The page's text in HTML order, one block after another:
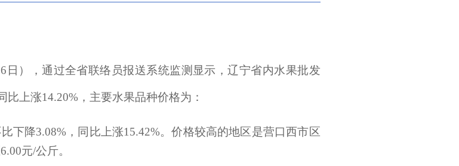
辽宁省农业农村厅关于辽宁省兽药质量检...
关于开展《辽宁省黑土地保护条例》 问卷...
辽宁省农业农村厅关于2026年重点流域农...
关于辽宁省农业农村厅政府网站2025年度...
日），通过全省联络员报送系统监测显示，辽宁省内水果批发
比上涨14.20%，主要水果品种价格为：
下降3.08%，同比上涨15.42%。价格较高的地区是营口西市区
元/公斤。